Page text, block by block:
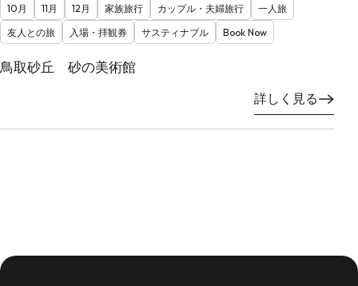
10月
11月 12月 家族旅行 カップル・夫婦旅行
一人旅
友人との旅
入場・拝観券 サスティナブル Book Now
鳥取砂丘 砂の美術館
詳しく見る